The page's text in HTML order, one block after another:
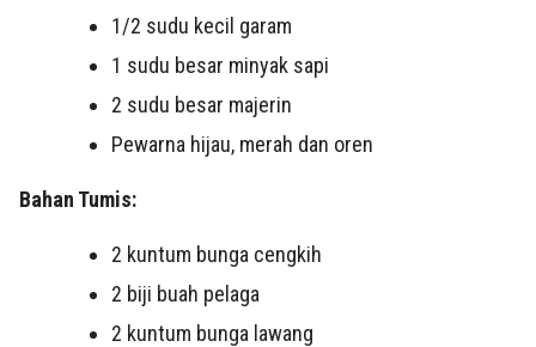
1/2 sudu kecil garam
1 sudu besar minyak sapi
2 sudu besar majerin
Pewarna hijau, merah dan oren
Bahan Tumis:
2 kuntum bunga cengkih
2 biji buah pelaga
2 kuntum bunga lawang